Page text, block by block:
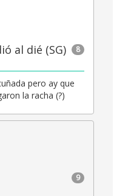
8
al dié (SG)
pero ay que
la racha (?)
9